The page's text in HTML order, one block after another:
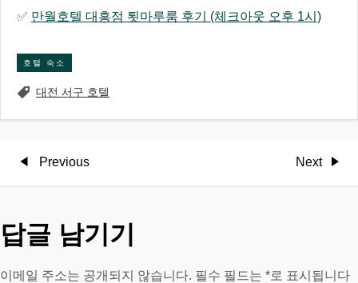
✅ 만월호텔 대흥점 툇마루룸 후기 (체크아웃 오후 1시)
호텔 숙소
대전 서구 호텔
글
색
Previous
Previous
Next
Next
답글 남기기
이메일 주소는 공개되지 않습니다. 필수 필드는 *로 표시됩니다